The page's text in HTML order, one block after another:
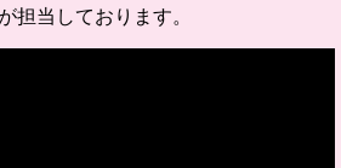
担当しております。